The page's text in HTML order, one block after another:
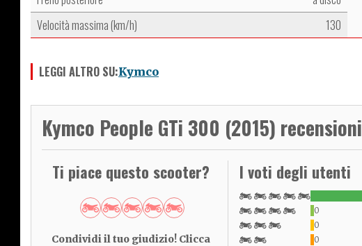
Velocità massima (km/h)
130
LEGGI ALTRO SU:Kymco
Kymco People GTi 300 (2015) recensioni
Ti piace questo scooter?
Condividi il tuo giudizio! Clicca
I voti degli utenti
0
0
0